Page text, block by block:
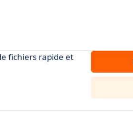
fichiers rapide et